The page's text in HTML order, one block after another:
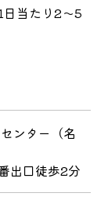
当たり2～5
ンター（名
出口徒歩2分